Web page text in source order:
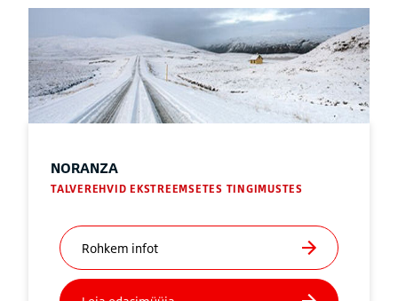
NORANZA
TALVEREHVID EKSTREEMSETES TINGIMUSTES